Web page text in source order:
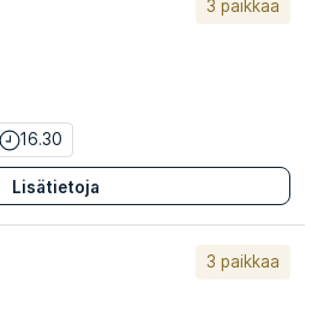
16.30
3 paikkaa
Lisätietoja
3 paikkaa